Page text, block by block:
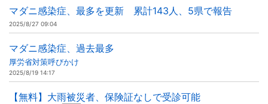
マダニ感染症、最多を更新 累計143人、5県で報告
2025/8/27 09:04
マダニ感染症、過去最多
厚労省対策呼びかけ
2025/8/19 14:17
【無料】大雨被災者、保険証なしで受診可能